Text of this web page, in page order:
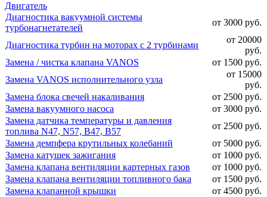
Двигатель
Диагностика вакуумной системы
турбонагнетателей
от 3000 руб.
Диагностика турбин на моторах с 2 турбинами
от 20000
руб.
Замена / чистка клапана VANOS
от 1500 руб.
Замена VANOS исполнительного узла
от 15000
руб.
Замена блока свечей накаливания
от 2500 руб.
Замена вакуумного насоса
от 3000 руб.
Замена датчика температуры и давления
топлива N47, N57, B47, B57
от 2500 руб.
Замена демпфера крутильных колебаний
от 5000 руб.
Замена катушек зажигания
от 1000 руб.
Замена клапана вентиляции картерных газов
от 1000 руб.
Замена клапана вентиляции топливного бака
от 1500 руб.
Замена клапанной крышки
от 4500 руб.